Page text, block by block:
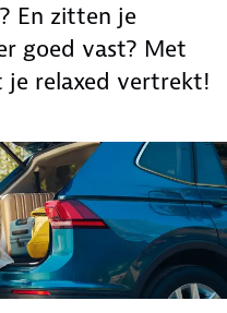
En zitten je
goed vast? Met
je relaxed vertrekt!